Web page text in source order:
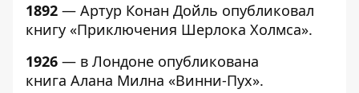
1892 — Артур Конан Дойль опубликовал
книгу «Приключения Шерлока Холмса».
1926 — в Лондоне опубликована
книга Алана Милна «Винни-Пух».